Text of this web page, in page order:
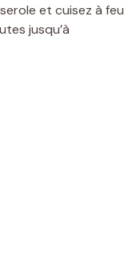
et cuisez à feu
jusqu’à